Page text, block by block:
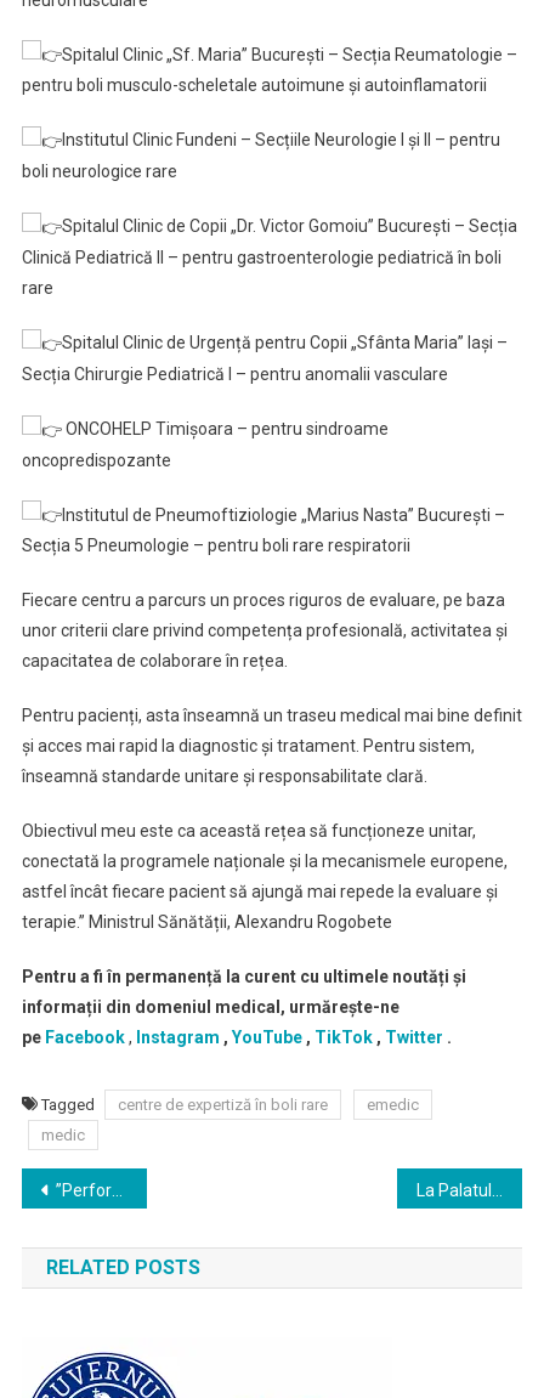
Spitalul Clinic „Sf. Maria” București – Secția Reumatologie –
pentru boli musculo-scheletale autoimune și autoinflamatorii
Institutul Clinic Fundeni – Secțiile Neurologie I și II – pentru
boli neurologice rare
Spitalul Clinic de Copii „Dr. Victor Gomoiu” București – Secția
Clinică Pediatrică II – pentru gastroenterologie pediatrică în boli
rare
Spitalul Clinic de Urgență pentru Copii „Sfânta Maria” Iași –
Secția Chirurgie Pediatrică I – pentru anomalii vasculare
ONCOHELP Timișoara – pentru sindroame
oncopredispozante
Institutul de Pneumoftiziologie „Marius Nasta” București –
Secția 5 Pneumologie – pentru boli rare respiratorii
Fiecare centru a parcurs un proces riguros de evaluare, pe baza
unor criterii clare privind competența profesională, activitatea și
capacitatea de colaborare în rețea.
Pentru pacienți, asta înseamnă un traseu medical mai bine definit
și acces mai rapid la diagnostic și tratament. Pentru sistem,
înseamnă standarde unitare și responsabilitate clară.
Obiectivul meu este ca această rețea să funcționeze unitar,
conectată la programele naționale și la mecanismele europene,
astfel încât fiecare pacient să ajungă mai repede la evaluare și
terapie.” Ministrul Sănătății, Alexandru Rogobete
Pentru a fi în permanență la curent cu ultimele noutăți și
informații din domeniul medical, urmărește-ne
pe Facebook, Instagram , YouTube, TikTok, Twitter .
Tagged centre de expertiză în boli rare
emedic
medic
Navigare
în
articole
”Performanța unei instituții publice se măsoară cu cifrele în față, iar indicatorii CNAS arată că sistemul public de asigurări sociale de sănătate e mai bine administrat decât în anii precedenți și gestionează mai chibzuit banii asiguraților” Horațiu-Remus Moldovan, Președinte al Casei Naționale de Asigurări de Sănătate La Palatul Cotroceni, într-un eveniment găzduit de Administrația Prezidențială, a fost lansat oficial Registrul Național de Screening Neonatal și noul Program Național de Screening și Prevenție în Neonatologie
RELATED POSTS